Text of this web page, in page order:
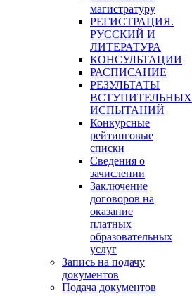
магистратуру
РЕГИСТРАЦИЯ.
РУССКИЙ И
ЛИТЕРАТУРА
КОНСУЛЬТАЦИИ
РАСПИСАНИЕ
РЕЗУЛЬТАТЫ
ВСТУПИТЕЛЬНЫХ
ИСПЫТАНИЙ
Конкурсные
рейтинговые
списки
Сведения о
зачислении
Заключение
договоров на
оказание
платных
образовательных
услуг
Запись на подачу
документов
Подача документов